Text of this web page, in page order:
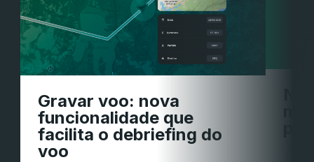
Gravar voo: nova
funcionalidade que
facilita o debriefing do
voo